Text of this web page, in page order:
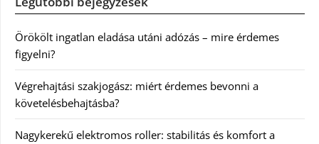
Örökölt ingatlan eladása utáni adózás – mire érdemes
figyelni?
Végrehajtási szakjogász: miért érdemes bevonni a
követelésbehajtásba?
Nagykerekű elektromos roller: stabilitás és komfort a